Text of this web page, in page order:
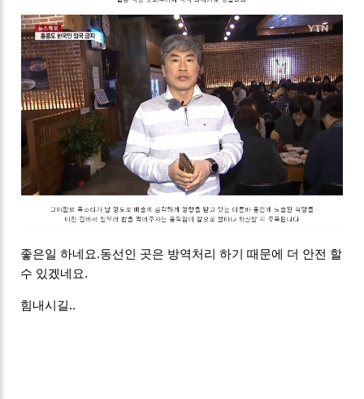
좋은일 하네요.동선인 곳은 방역처리 하기 때문에 더 안전 할
수 있겠네요.
힘내시길..